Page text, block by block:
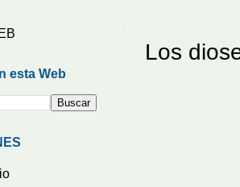
Los
esta Web